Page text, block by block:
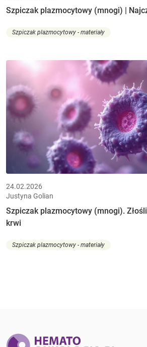
Szpiczak plazmocytowy (mnogi) |
Szpiczak plazmocytowy - materiały
24.02.2026
Justyna Golian
Szpiczak plazmocytowy (mnogi).
krwi
Szpiczak plazmocytowy - materiały